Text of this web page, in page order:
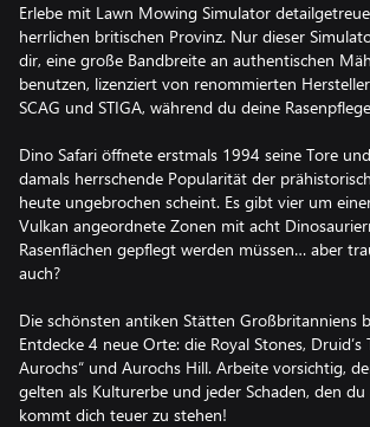
Erlebe mit Lawn Mowing Simulator
herrlichen britischen Provinz. Nur dieser
dir, eine große Bandbreite an authentischen
benutzen, lizenziert von renommierten
SCAG und STIGA, während du deine
Dino Safari öffnete erstmals 1994 seine Tore
damals herrschende Popularität der
heute ungebrochen scheint. Es gibt vier um
Vulkan angeordnete Zonen mit acht
Rasenflächen gepflegt werden müssen… aber
auch?
Die schönsten antiken Stätten Großbritanniens
Entdecke 4 neue Orte: die Royal Stones, Druid’s
Aurochs“ und Aurochs Hill. Arbeite vorsichtig,
gelten als Kulturerbe und jeder Schaden, den du
kommt dich teuer zu stehen!